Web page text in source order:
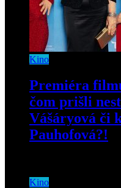
Kino
Premiéra
čom prišli
Vášáryová či
Pauhofová?!
Kino